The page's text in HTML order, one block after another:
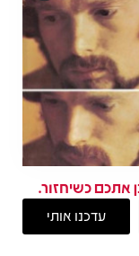
אתכם כשיחזור.